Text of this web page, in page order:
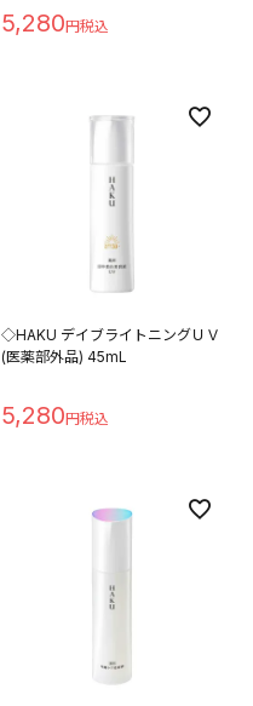
5,280
◇HAKU デイブライトニングＵＶ
(医薬部外品) 45mL
5,280